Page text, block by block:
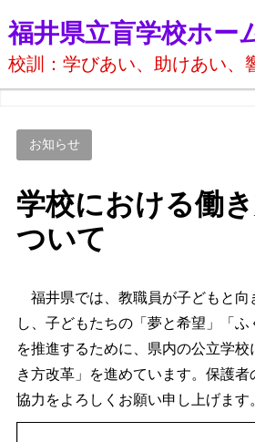
福井県立盲学校ホー
校訓：学びあい、助けあい、
お知らせ
学校における働
ついて
福井県では、教職員が子どもと向
し、子どもたちの「夢と希望」「ふ
を推進するために、県内の公立学
き方改革」を進めています。保護
協力をよろしくお願い申し上げます。